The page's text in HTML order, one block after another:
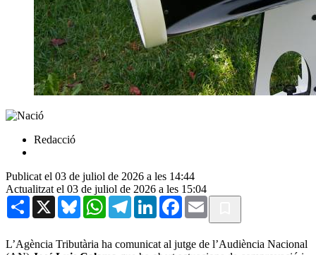
Redacció
Publicat el 03 de juliol de 2026 a les 14:44
Actualitzat el 03 de juliol de 2026 a les 15:04
Share X BlueskyWhatsAppTelegramLinkedInFacebook
Email
L’Agència Tributària ha comunicat al jutge de l’Audiència Nacional